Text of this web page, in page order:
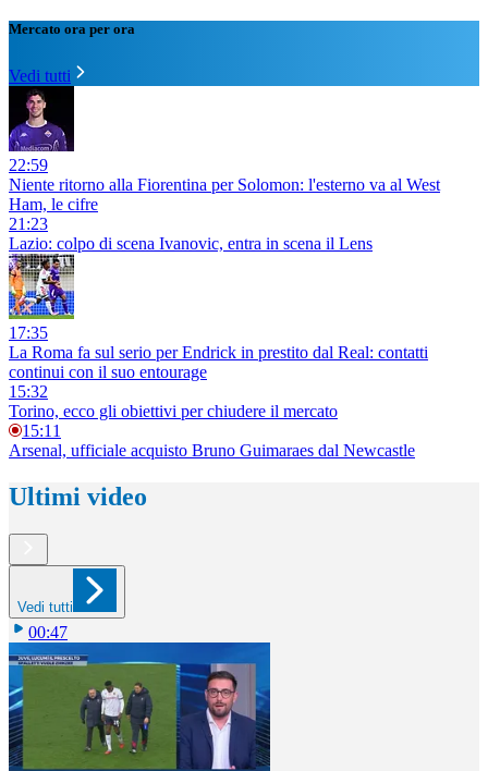
Mercato ora per ora
Vedi tutti
22:59
Niente ritorno alla Fiorentina per Solomon: l'esterno va al West
Ham, le cifre
21:23
Lazio: colpo di scena Ivanovic, entra in scena il Lens
17:35
La Roma fa sul serio per Endrick in prestito dal Real: contatti
continui con il suo entourage
15:32
Torino, ecco gli obiettivi per chiudere il mercato
15:11
Arsenal, ufficiale acquisto Bruno Guimaraes dal Newcastle
Ultimi video
Vedi tutti
00:47